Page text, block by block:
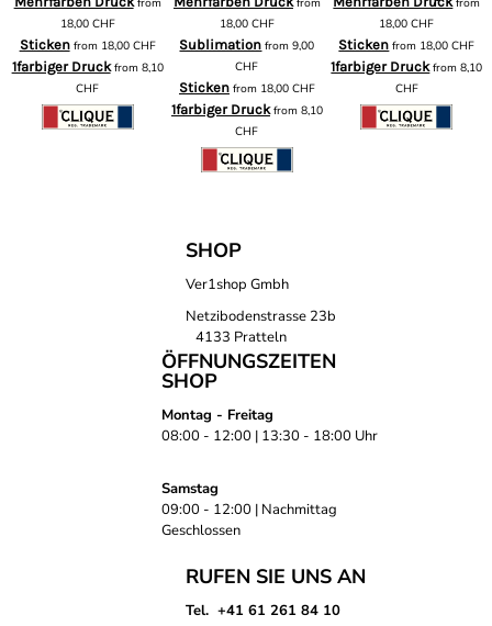
18,00 CHF
Stickenfrom 18,00 CHF
1farbiger Druckfrom 8,10
CHF
18,00 CHF
Sublimation from9,00
CHF
Stickenfrom 18,00 CHF
1farbiger Druckfrom 8,10
CHF
18,00CHF
Sticken from 18,00CHF
1farbiger Druckfrom8,10
CHF
SHOP
Ver1shop Gmbh
Netzibodenstrasse 23b
4133 Pratteln
ÖFFNUNGSZEITEN
SHOP
Montag - Freitag
08:00 - 12:00 | 13:30 - 18:00 Uhr
Samstag
09:00 - 12:00 | Nachmittag
Geschlossen
RUFEN SIE UNS AN
Tel. +41 61 261 84 10